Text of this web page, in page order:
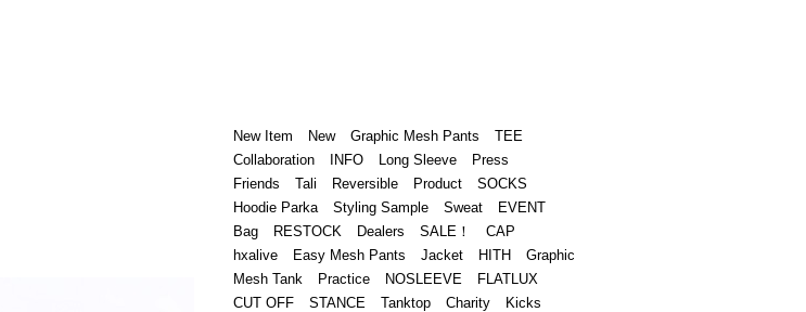
New Item New Graphic Mesh Pants
TEE
Collaboration
INFO Long Sleeve
Press
Friends
Tali Reversible Product
SOCKS
Hoodie Parka
Styling Sample Sweat
EVENT
Bag
RESTOCK Dealers SALE！
CAP
hxalive
Easy Mesh Pants Jacket HITH
Graphic
Mesh Tank
Practice NOSLEEVE
FLATLUX
CUT OFF
STANCE Tanktop Charity Kicks